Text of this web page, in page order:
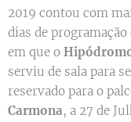
2019 contou com
dias de
em que o
serviu de sala para
reservado para o
Carmona, a 27 de